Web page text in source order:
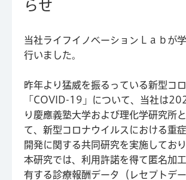
らせ
当社ライフイノベーションＬａｂが
行いました。
昨年より猛威を振るっている新型コ
「COVID-19」について、当社は
り慶應義塾大学および理化学研究所
て、新型コロナウイルスにおける重
開発に関する共同研究を実施しており
本研究では、利用許諾を得て匿名加
有する診療報酬データ（レセプトデ